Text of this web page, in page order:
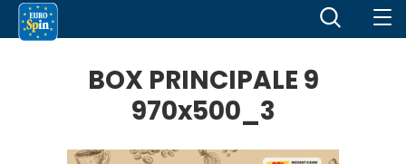
BOX PRINCIPALE 9
970x500_3